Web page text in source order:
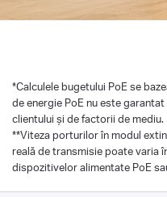
*Calculele bugetului PoE se
de energie PoE nu este
clientului și de factorii de mediu.
**Viteza porturilor în modul
reală de transmisie poate varia
dispozitivelor alimentate PoE